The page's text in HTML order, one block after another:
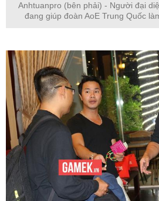
Anhtuanpro (bên phải) - Người đại
đang giúp đoàn AoE Trung Quốc